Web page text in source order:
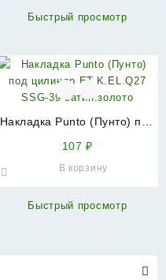
Быстрый просмотр
Накладка Punto (Пунто) под
107₽
В корзину
Быстрый просмотр